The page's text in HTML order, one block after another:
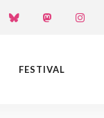
FESTIVAL